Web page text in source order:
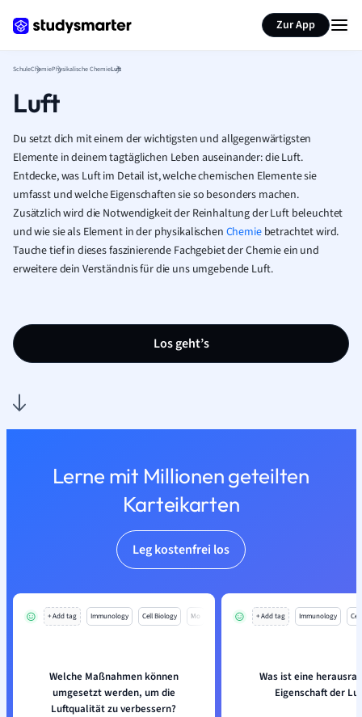
Zur App
SchuleChemiePhysikalische ChemieLuft
Luft
Du setzt dich mit einem der wichtigsten und allgegenwärtigsten
Elemente in deinem tagtäglichen Leben auseinander: die Luft.
Entdecke, was Luft im Detail ist, welche chemischen Elemente sie
umfasst und welche Eigenschaften sie so besonders machen.
Zusätzlich wird die Notwendigkeit der Reinhaltung der Luft beleuchtet
und wie sie als Element in der physikalischen Chemiebetrachtet wird.
Tauche tief in dieses faszinierende Fachgebiet der Chemie ein und
erweitere dein Verständnis für die uns umgebende Luft.
Los geht’s
Lerne mit Millionen geteilten
Karteikarten
Leg kostenfrei los
+ Add tag Immunology Cell Biology Mo
Welche Maßnahmen können
umgesetzt werden, um die
Luftqualität zu verbessern?
+ Add tag Immunology
Was ist eine
Eigenschaft der
Seite zusammenfassen